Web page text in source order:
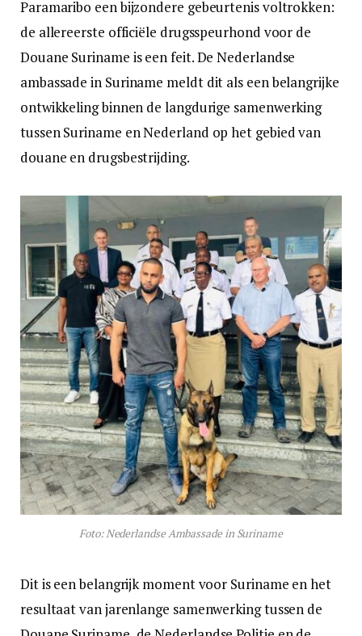
Paramaribo een bijzondere gebeurtenis voltrokken:
de allereerste officiële drugsspeurhond voor de
Douane Suriname is een feit. De Nederlandse
ambassade in Suriname meldt dit als een belangrijke
ontwikkeling binnen de langdurige samenwerking
tussen Suriname en Nederland op het gebied van
douane en drugsbestrijding.
Foto: Nederlandse Ambassade in Suriname
Dit is een belangrijk moment voor Suriname en het
resultaat van jarenlange samenwerking tussen de